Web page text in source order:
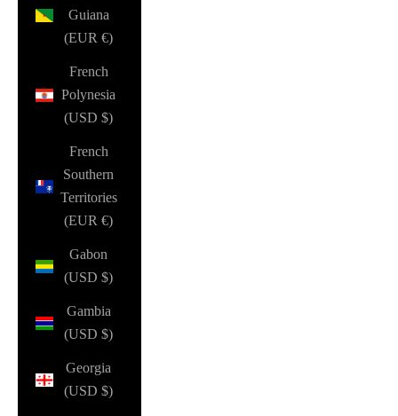
Guiana
(EUR €)
French
Polynesia
(USD $)
French
Southern
Territories
(EUR €)
Gabon
(USD $)
Gambia
(USD $)
Georgia
(USD $)